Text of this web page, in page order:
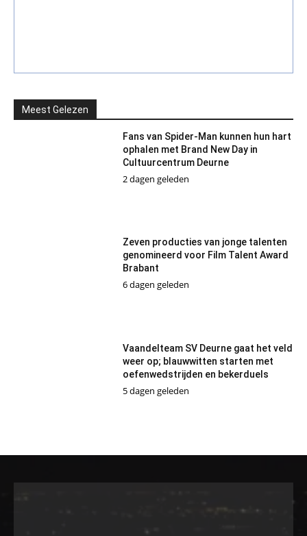
Meest Gelezen
Fans van Spider-Man kunnen hun hart
ophalen met Brand New Day in
Cultuurcentrum Deurne
2 dagen geleden
Zeven producties van jonge talenten
genomineerd voor Film Talent Award
Brabant
6 dagen geleden
Vaandelteam SV Deurne gaat het veld
weer op; blauwwitten starten met
oefenwedstrijden en bekerduels
5 dagen geleden